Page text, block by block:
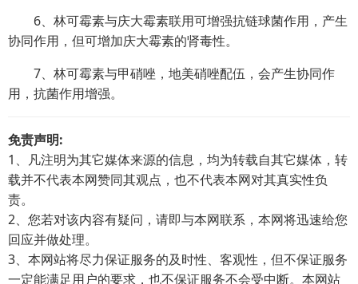
6、林可霉素与庆大霉素联用可增强抗链球菌作用，产生
协同作用，但可增加庆大霉素的肾毒性。
7、林可霉素与甲硝唑，地美硝唑配伍，会产生协同作
用，抗菌作用增强。
免责声明:
1、凡注明为其它媒体来源的信息，均为转载自其它媒体，转
载并不代表本网赞同其观点，也不代表本网对其真实性负
责。
2、您若对该内容有疑问，请即与本网联系，本网将迅速给您
回应并做处理。
3、本网站将尽力保证服务的及时性、客观性，但不保证服务
一定能满足用户的要求，也不保证服务不会受中断。本网站